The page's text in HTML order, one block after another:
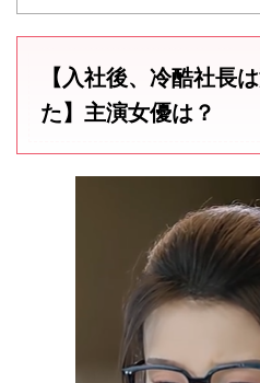
【入社後、冷酷社長
た】主演女優は？